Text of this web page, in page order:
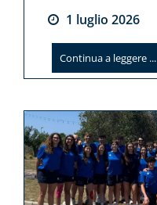
1 luglio 2026
Continua a leggere ...